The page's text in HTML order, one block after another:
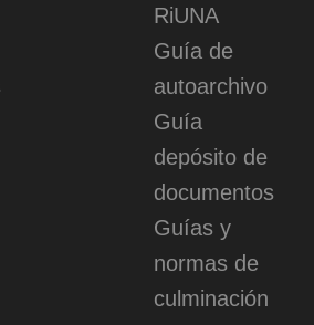
RiUNA
Guía de
autoarchivo
Guía
depósito de
documentos
Guías y
normas de
culminación